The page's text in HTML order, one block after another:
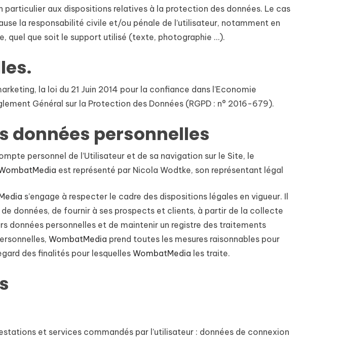
aux dispositions relatives à la protection des données. Le cas
la responsabilité civile et/ou pénale de l’utilisateur, notamment en
quel que soit le support utilisé (texte, photographie …).
la loi du 21 Juin 2014 pour la confiance dans l’Economie
Général sur la Protection des Données (RGPD : n° 2016-679).
données personnelles
personnel de l’Utilisateur et de sa navigation sur le Site, le
est représenté par Nicola Wodtke, son représentant légal
s’engage à respecter le cadre des dispositions légales en vigueur. Il
données, de fournir à ses prospects et clients, à partir de la collecte
données personnelles et de maintenir un registre des traitements
WombatMedia prend toutes les mesures raisonnables pour
des finalités pour lesquellesWombatMedia les traite.
et services commandés par l’utilisateur : données de connexion